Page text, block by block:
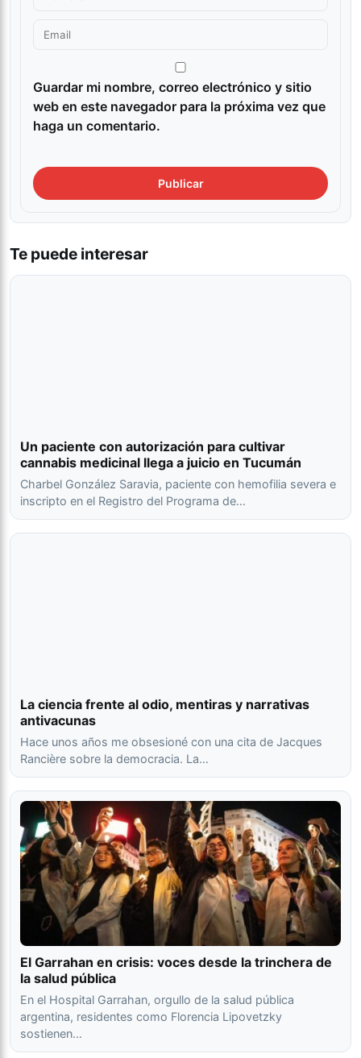
Guardar mi nombre, correo electrónico y sitio
web en este navegador para la próxima vez que
haga un comentario.
Te puede interesar
Un paciente con autorización para cultivar
cannabis medicinal llega a juicio en Tucumán
Charbel González Saravia, paciente con hemofilia severa e
inscripto en el Registro del Programa de…
La ciencia frente al odio, mentiras y narrativas
antivacunas
Hace unos años me obsesioné con una cita de Jacques
Rancière sobre la democracia. La…
El Garrahan en crisis: voces desde la trinchera de
la salud pública
En el Hospital Garrahan, orgullo de la salud pública
argentina, residentes como Florencia Lipovetzky
sostienen…